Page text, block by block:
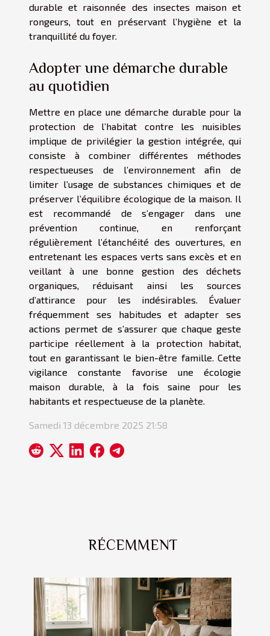
durable et raisonnée des insectes maison et
rongeurs, tout en préservant l’hygiène et la
tranquillité du foyer.
Adopter une démarche durable
au quotidien
Mettre en place une démarche durable pour la
protection de l’habitat contre les nuisibles
implique de privilégier la gestion intégrée, qui
consiste à combiner différentes méthodes
respectueuses de l’environnement afin de
limiter l’usage de substances chimiques et de
préserver l’équilibre écologique de la maison. Il
est recommandé de s’engager dans une
prévention continue, en renforçant
régulièrement l’étanchéité des ouvertures, en
entretenant les espaces verts sans excès et en
veillant à une bonne gestion des déchets
organiques, réduisant ainsi les sources
d’attirance pour les indésirables. Évaluer
fréquemment ses habitudes et adapter ses
actions permet de s’assurer que chaque geste
participe réellement à la protection habitat,
tout en garantissant le bien-être famille. Cette
vigilance constante favorise une écologie
maison durable, à la fois saine pour les
habitants et respectueuse de la planète.
Samedi 13 décembre 2025 21:58
RÉCEMMENT